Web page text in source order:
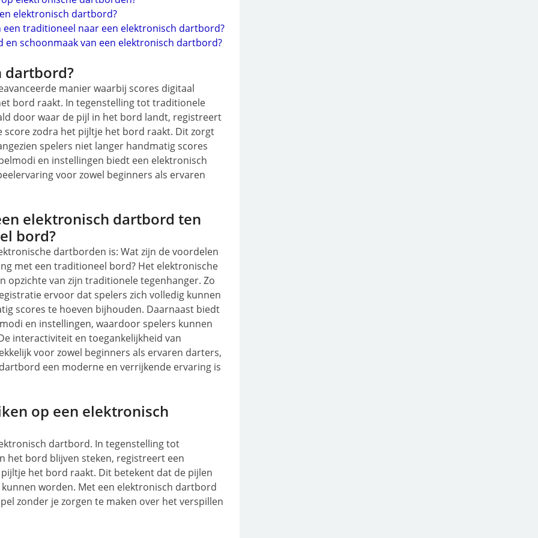
elektronisch dartbord?
traditioneel naar een elektronisch dartbord?
schoonmaak van een elektronisch dartbord?
dartbord?
manier waarbij scores digitaal
bord raakt. In tegenstelling tot traditionele
door waar de pijl in het bord landt, registreert
zodra het pijltje het bord raakt. Dit zorgt
spelers niet langer handmatig scores
en instellingen biedt een elektronisch
voor zowel beginners als ervaren
elektronisch dartbord ten
bord?
dartborden is: Wat zijn de voordelen
met een traditioneel bord? Het elektronische
van zijn traditionele tegenhanger. Zo
ervoor dat spelers zich volledig kunnen
scores te hoeven bijhouden. Daarnaast biedt
en instellingen, waardoor spelers kunnen
interactiviteit en toegankelijkheid van
voor zowel beginners als ervaren darters,
een moderne en verrijkende ervaring is
op een elektronisch
dartbord. In tegenstelling tot
bord blijven steken, registreert een
het bord raakt. Dit betekent dat de pijlen
worden. Met een elektronisch dartbord
zonder je zorgen te maken over het verspillen